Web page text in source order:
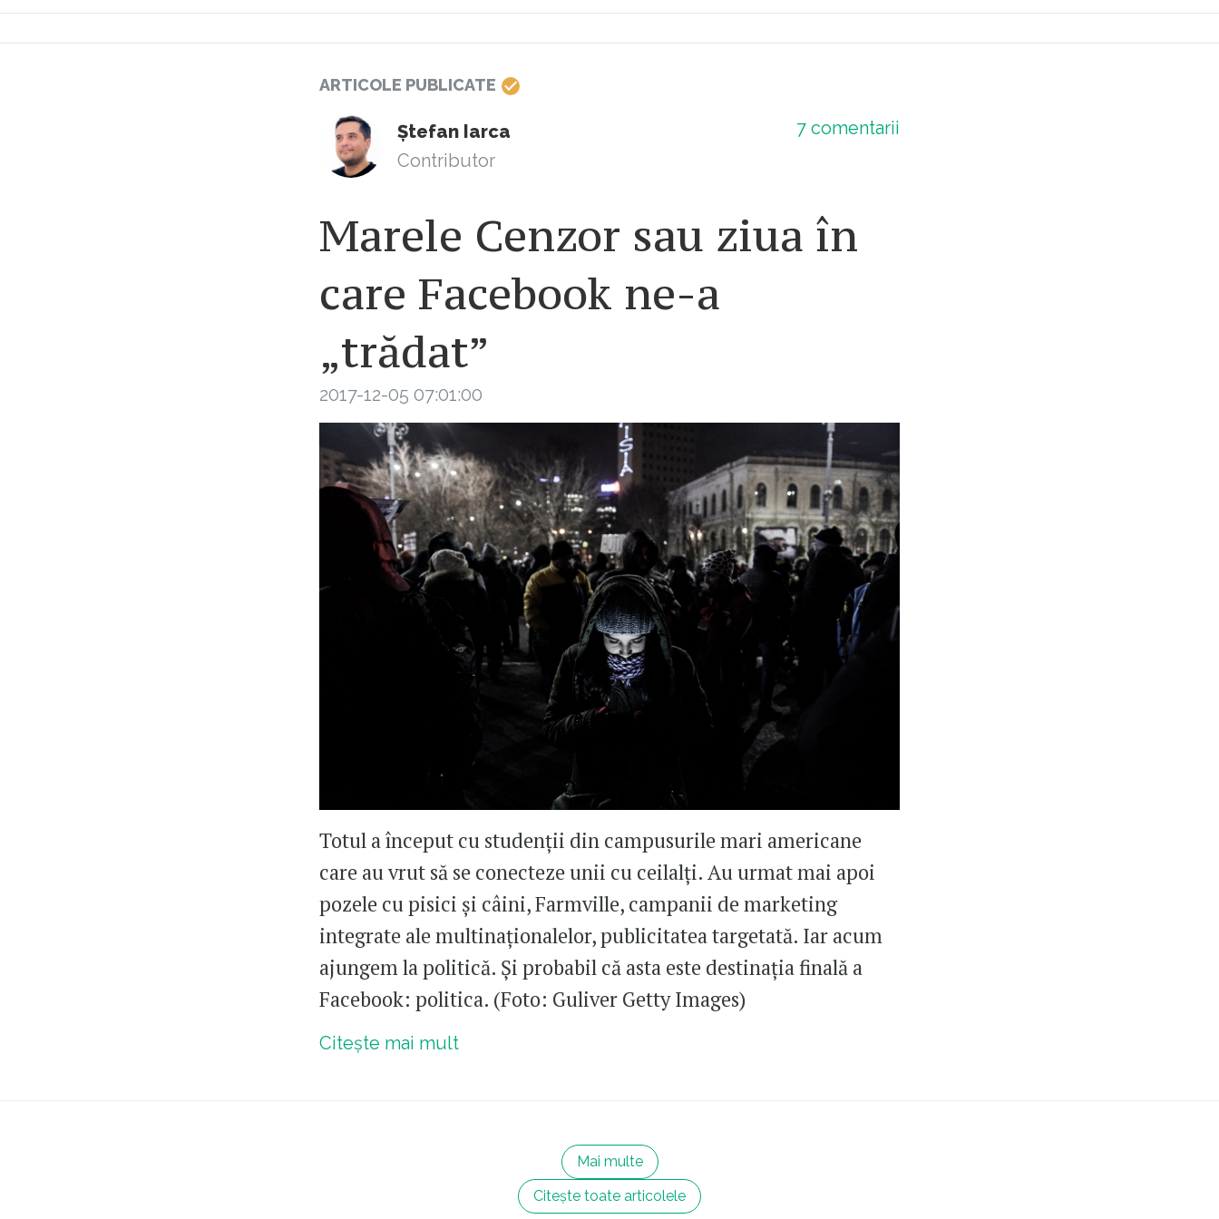
ARTICOLE PUBLICATE
Ștefan Iarca
Contributor
7 comentarii
Marele Cenzor sau ziua în
care Facebook ne-a
„trădat”
2017-12-05 07:01:00
Totul a început cu studenții din campusurile mari americane
care au vrut să se conecteze unii cu ceilalți. Au urmat mai apoi
pozele cu pisici și câini, Farmville, campanii de marketing
integrate ale multinaționalelor, publicitatea targetată. Iar acum
ajungem la politică. Și probabil că asta este destinația finală a
Facebook: politica. (Foto: Guliver Getty Images)
Citește mai mult
Mai multe
Citește toate articolele